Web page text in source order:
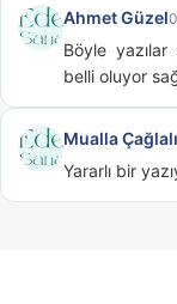
Ahmet Güzel
Böyle  yazılar
belli oluyor
Mualla
Yararlı bir